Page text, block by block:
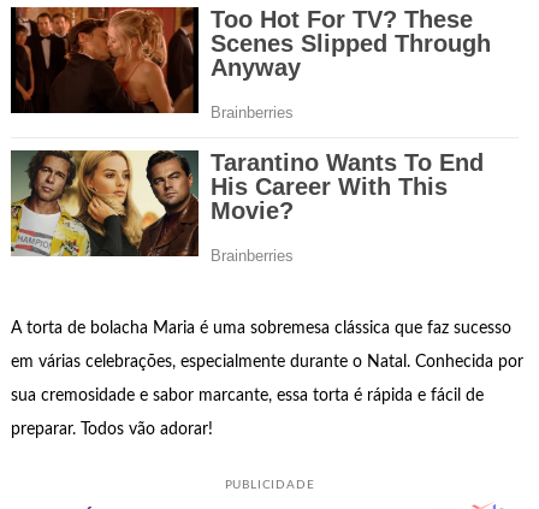
A torta de bolacha Maria é uma sobremesa clássica que faz sucesso
em várias celebrações, especialmente durante o Natal. Conhecida por
sua cremosidade e sabor marcante, essa torta é rápida e fácil de
preparar. Todos vão adorar!
PUBLICIDADE